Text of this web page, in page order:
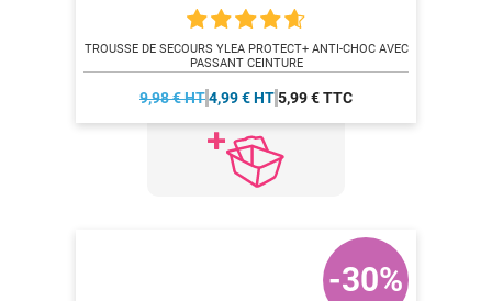
TROUSSE DE SECOURS YLEA PROTECT+ ANTI-CHOC AVEC
PASSANT CEINTURE
9,98 € HT4,99 € HT5,99 € TTC
-30%